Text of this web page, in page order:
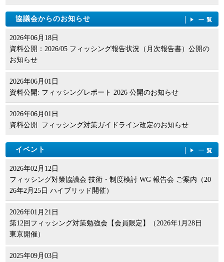
協議会からのお知らせ 一覧
2026年06月18日
資料公開：2026/05 フィッシング報告状況（月次報告書）公開の
お知らせ
2026年06月01日
資料公開: フィッシングレポート 2026 公開のお知らせ
2026年06月01日
資料公開: フィッシング対策ガイドライン改定のお知らせ
イベント 一覧
2026年02月12日
フィッシング対策協議会 技術・制度検討 WG 報告会 ご案内（20
26年2月25日 ハイブリッド開催）
2026年01月21日
第12回フィッシング対策勉強会【会員限定】（2026年1月28日
東京開催）
2025年09月03日